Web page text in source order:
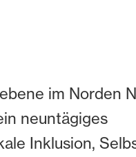
im Norden
neuntägiges
Inklusion,